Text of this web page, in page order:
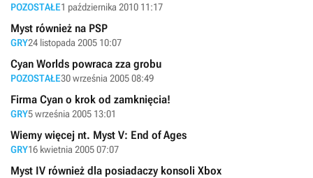
POZOSTAŁE1 października 2010 11:17
Myst również na PSP
GRY24 listopada 2005 10:07
Cyan Worlds powraca zza grobu
POZOSTAŁE30 września 2005 08:49
Firma Cyan o krok od zamknięcia!
GRY5 września 2005 13:01
Wiemy więcej nt. Myst V: End of Ages
GRY16 kwietnia 2005 07:07
Myst IV również dla posiadaczy konsoli Xbox